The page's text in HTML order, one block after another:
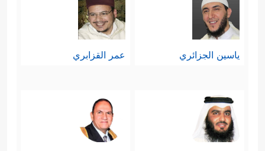
ياسين الجزائري عمر القزابري